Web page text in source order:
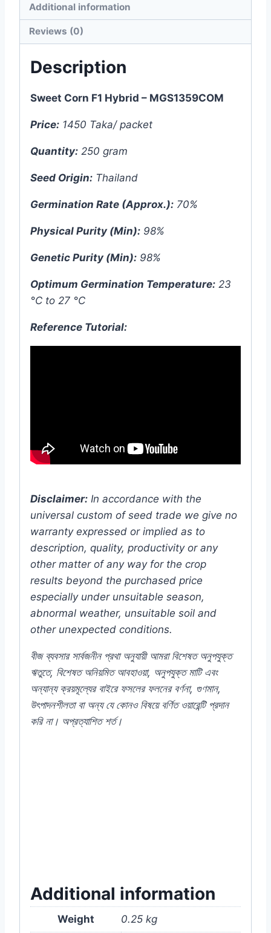
MGS1359COM
quantity
Additional information
Reviews (0)
Description
Sweet Corn F1 Hybrid – MGS1359COM
Price: 1450 Taka/ packet
Quantity: 250 gram
Seed Origin: Thailand
Germination Rate (Approx.): 70%
Physical Purity (Min): 98%
Genetic Purity (Min): 98%
Optimum Germination Temperature: 23
°C to 27 °C
Reference Tutorial:
Disclaimer: In accordance with the
universal custom of seed trade we give no
warranty expressed or implied as to
description, quality, productivity or any
other matter of any way for the crop
results beyond the purchased price
especially under unsuitable season,
abnormal weather, unsuitable soil and
other unexpected conditions.
বীজ ব্যবসার সার্বজনীন প্রথা অনুযায়ী আমরা বিশেষত অনুপযুক্ত
ঋতুতে, বিশেষত অনিয়মিত আবহাওয়া, অনুপযুক্ত মাটি এবং
অন্যান্য ক্রয়মূল্যের বাইরে ফসলের ফলনের বর্ণনা, গুণমান,
উৎপাদনশীলতা বা অন্য যে কোনও বিষয়ে বর্ণিত ওয়ারেন্টি প্রদান
করি না। অপ্রত্যাশিত শর্ত।
Additional information
Weight 0.25 kg